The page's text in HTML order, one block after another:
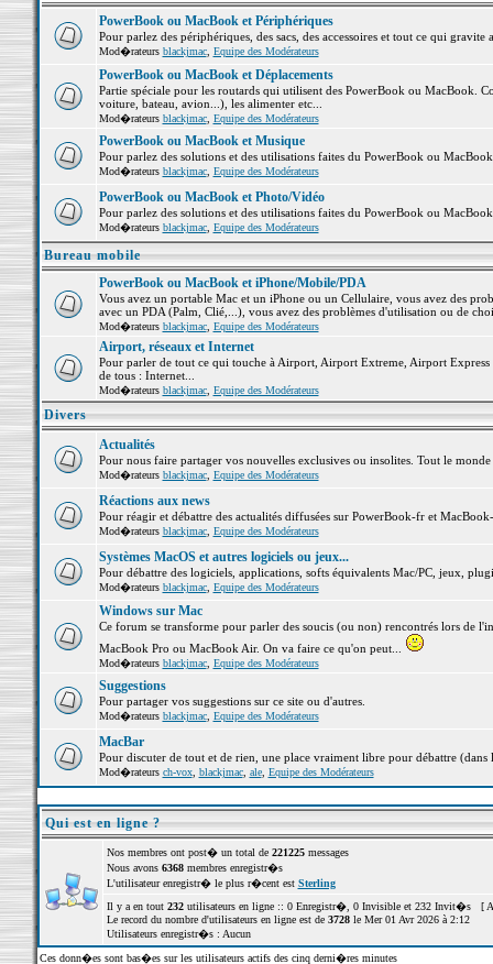
PowerBook ou MacBook et Périphériques
Pour parlez des périphériques, des sacs, des accessoires et tout ce qui
Mod�rateurs blackjmac, Equipe des Modérateurs
PowerBook ou MacBook et Déplacements
Partie spéciale pour les routards qui utilisent des PowerBook ou MacBook.
voiture, bateau, avion...), les alimenter etc...
Mod�rateurs blackjmac, Equipe des Modérateurs
PowerBook ou MacBook et Musique
Pour parlez des solutions et des utilisations faites du PowerBook ou
Mod�rateurs blackjmac, Equipe des Modérateurs
PowerBook ou MacBook et Photo/Vidéo
Pour parlez des solutions et des utilisations faites du PowerBook ou
Mod�rateurs blackjmac, Equipe des Modérateurs
Bureau mobile
PowerBook ou MacBook et iPhone/Mobile/PDA
Vous avez un portable Mac et un iPhone ou un Cellulaire, vous avez des
avec un PDA (Palm, Clié,...), vous avez des problèmes d'utilisation ou de
Mod�rateurs blackjmac, Equipe des Modérateurs
Airport, réseaux et Internet
Pour parler de tout ce qui touche à Airport, Airport Extreme, Airport
de tous : Internet...
Mod�rateurs blackjmac, Equipe des Modérateurs
Divers
Actualités
Pour nous faire partager vos nouvelles exclusives ou insolites. Tout le
Mod�rateurs blackjmac, Equipe des Modérateurs
Réactions aux news
Pour réagir et débattre des actualités diffusées sur PowerBook-fr et
Mod�rateurs blackjmac, Equipe des Modérateurs
Systèmes MacOS et autres logiciels ou jeux...
Pour débattre des logiciels, applications, softs équivalents Mac/PC, jeux,
Mod�rateurs blackjmac, Equipe des Modérateurs
Windows sur Mac
Ce forum se transforme pour parler des soucis (ou non) rencontrés lors de
MacBook Pro ou MacBook Air. On va faire ce qu'on peut...
Mod�rateurs blackjmac, Equipe des Modérateurs
Suggestions
Pour partager vos suggestions sur ce site ou d'autres.
Mod�rateurs blackjmac, Equipe des Modérateurs
MacBar
Pour discuter de tout et de rien, une place vraiment libre pour débattre (dans
Mod�rateurs ch-vox, blackjmac, ale, Equipe des Modérateurs
Qui est en ligne ?
Nos membres ont post� un total de 221225messages
Nous avons 6368membres enregistr�s
L'utilisateur enregistr� le plus r�cent est Sterling
Il y a en tout 232utilisateurs en ligne :: 0 Enregistr�, 0 Invisible et 232 Invit�s [
Le record du nombre d'utilisateurs en ligne est de 3728le Mer 01 Avr 2026 à 2:12
Utilisateurs enregistr�s : Aucun
Ces donn�es sont bas�es sur les utilisateurs actifs des cinq derni�res minutes